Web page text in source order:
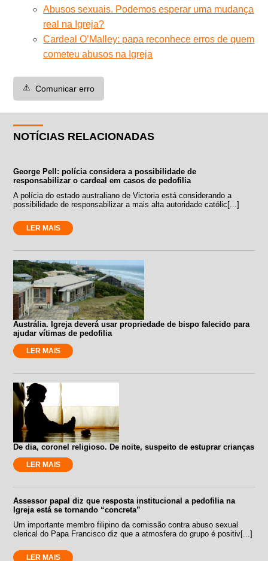
Abusos sexuais. Podemos esperar uma mudança
real na Igreja?
Cardeal O’Malley: papa reconhece erros de quem
cometeu abusos na Igreja
⚠️ Comunicar erro
NOTÍCIAS RELACIONADAS
George Pell: polícia considera a possibilidade de
responsabilizar o cardeal em casos de pedofilia
A polícia do estado australiano de Victoria está considerando a
possibilidade de responsabilizar a mais alta autoridade católic[...]
LER MAIS
Austrália. Igreja deverá usar propriedade de bispo falecido para
ajudar vítimas de pedofilia
LER MAIS
De dia, coronel religioso. De noite, suspeito de estuprar crianças
LER MAIS
Assessor papal diz que resposta institucional a pedofilia na
Igreja está se tornando “concreta”
Um importante membro filipino da comissão contra abuso sexual
clerical do Papa Francisco diz que a atmosfera do grupo é positiv[...]
LER MAIS